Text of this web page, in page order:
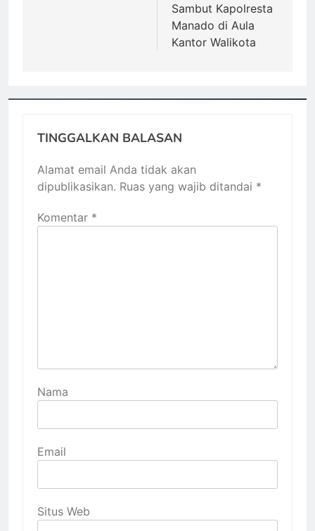
Sambut Kapolresta
Manado di Aula
Kantor Walikota
TINGGALKAN BALASAN
Alamat email Anda tidak akan
dipublikasikan. Ruas yang wajib ditandai *
Komentar *
Nama
Email
Situs Web